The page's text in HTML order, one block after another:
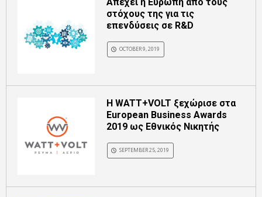
στόχους της για τις
επενδύσεις σε R&D
OCTOBER 9, 2019
H WATT+VOLT ξεχώρισε στα
European Business Awards
2019 ως Εθνικός Νικητής
SEPTEMBER 25, 2019